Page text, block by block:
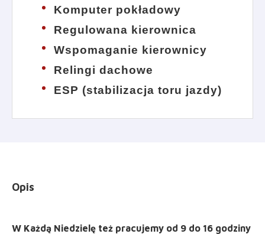
Komputer pokładowy
Regulowana kierownica
Wspomaganie kierownicy
Relingi dachowe
ESP (stabilizacja toru jazdy)
Opis
W Każdą Niedzielę też pracujemy od 9 do 16 godziny